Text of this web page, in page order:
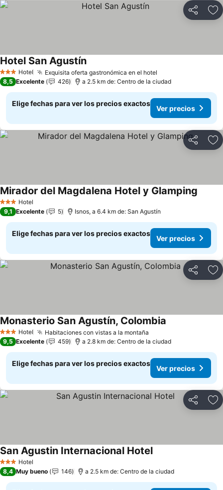
Compartir
3 Estrellas
Hotel Exquisita oferta gastronómica en el hotel
Hotel San AgustínVer precios
8,5 Excelente 426 a 2.5 km de: Centro de la ciudad
Elige fechas para ver los precios exactos
Ver precios
Compartir
3 Estrellas
Hotel
Mirador del Magdalena Hotel y Glamping
9,1 Excelente 5 Isnos, a 6.4 km de: San Agustín
Elige fechas para ver los precios exactos
Ver precios
Compartir
3 Estrellas
Hotel Habitaciones con vistas a la montaña
Monasterio San Agustín, Colombia
9,5 Excelente 459 a 2.8 km de: Centro de la ciudad
Elige fechas para ver los precios exactos
Ver precios
Compartir
3 Estrellas
Hotel
San Agustin Internacional HotelVer precios
8,4 Muy bueno 146 a 2.5 km de: Centro de la ciudad